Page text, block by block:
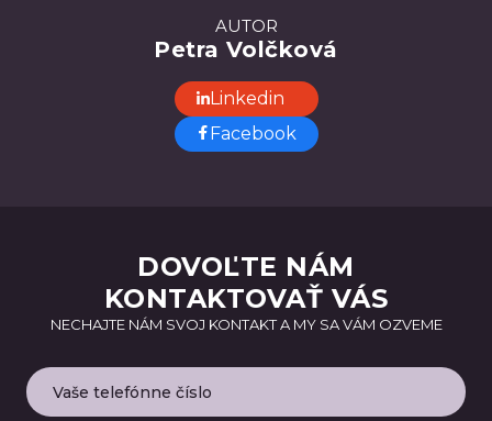
AUTOR
Petra Volčková
Linkedin
Facebook
DOVOĽTE NÁM
KONTAKTOVAŤ VÁS
NECHAJTE NÁM SVOJ KONTAKT A MY SA VÁM OZVEME